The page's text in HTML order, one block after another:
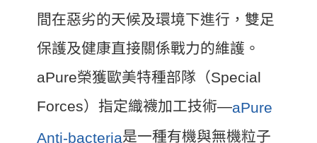
間在惡劣的天候及環境下進行，雙足
保護及健康直接關係戰力的維護。
aPure榮獲歐美特種部隊（Special
Forces）指定織襪加工技術—aPure
Anti-bacteria是一種有機與無機粒子